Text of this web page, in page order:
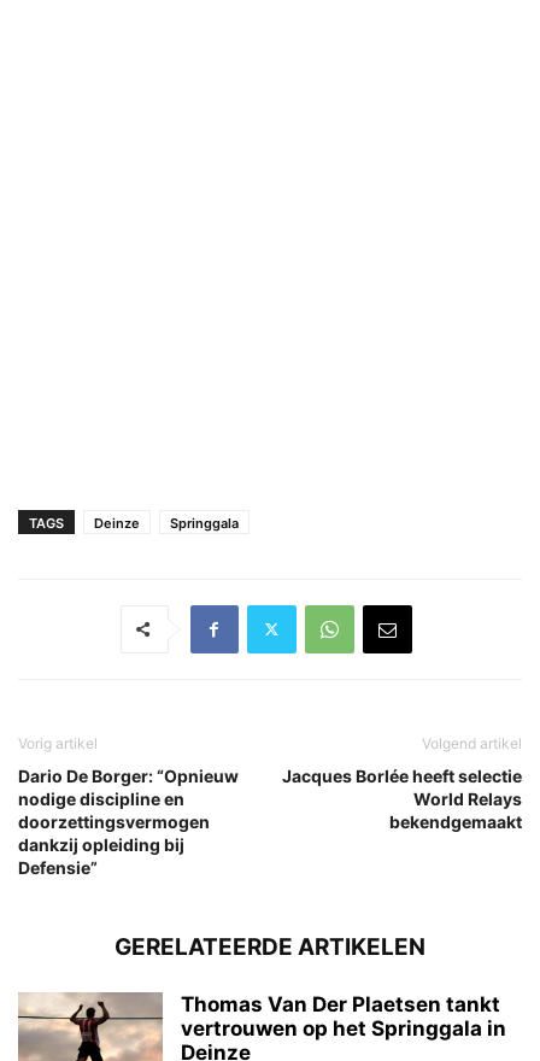
TAGS Deinze Springgala
Vorig artikel
Dario De Borger: “Opnieuw
nodige discipline en
doorzettingsvermogen
dankzij opleiding bij
Defensie”
Volgend artikel
Jacques Borlée heeft selectie
World Relays
bekendgemaakt
GERELATEERDE ARTIKELEN
Thomas Van Der Plaetsen tankt
vertrouwen op het Springgala in
Deinze